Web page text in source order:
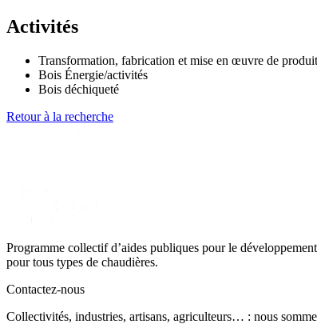
Activités
Transformation, fabrication et mise en œuvre de
Bois Énergie/activités
Bois déchiqueté
Retour à la recherche
Programme collectif d’aides publiques pour le
pour tous types de chaudières.
Contactez-nous
Collectivités, industries, artisans, agriculteurs… : nous